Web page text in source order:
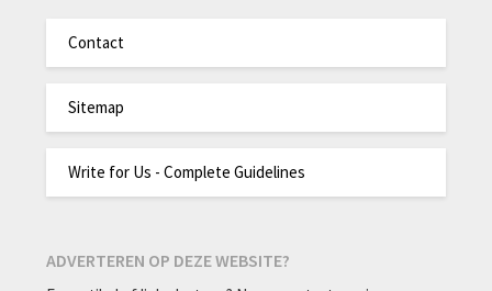
Contact
Sitemap
Write for Us - Complete Guidelines
ADVERTEREN OP DEZE WEBSITE?